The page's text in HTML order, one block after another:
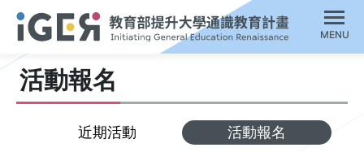
MENU
活動報名
近期活動
活動報名